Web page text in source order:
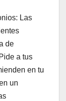
Las
de
a tus
en tu
un